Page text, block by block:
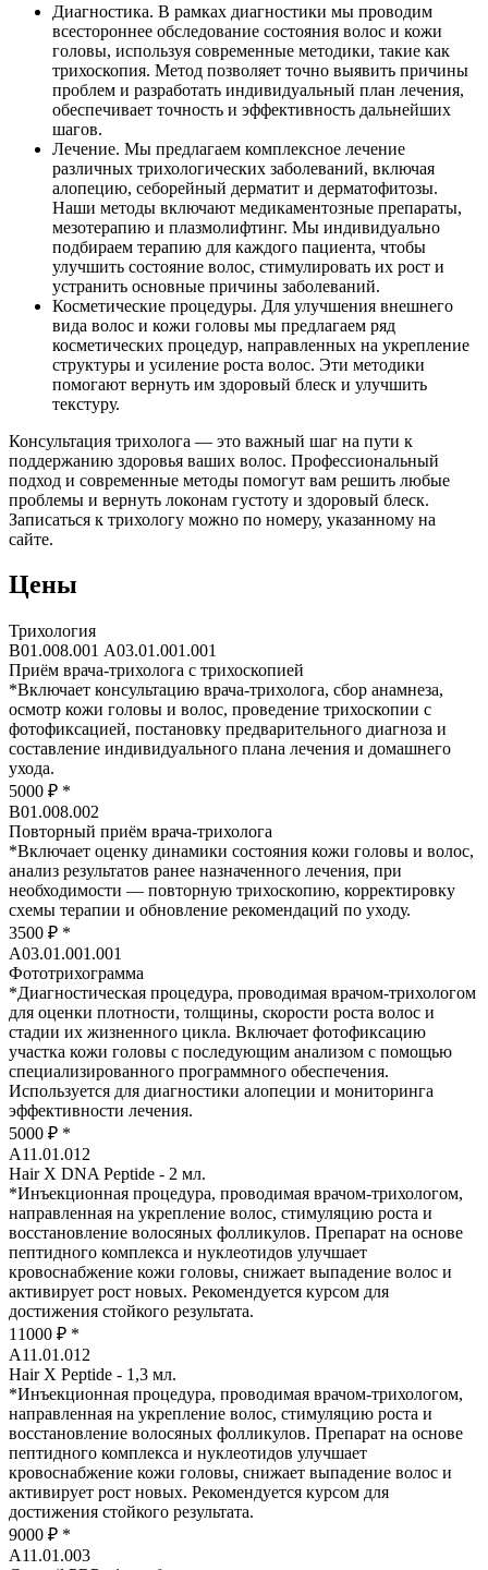
Диагностика. В рамках диагностики мы проводим
всестороннее обследование состояния волос и кожи
головы, используя современные методики, такие как
трихоскопия. Метод позволяет точно выявить причины
проблем и разработать индивидуальный план лечения,
обеспечивает точность и эффективность дальнейших
шагов.
Лечение. Мы предлагаем комплексное лечение
различных трихологических заболеваний, включая
алопецию, себорейный дерматит и дерматофитозы.
Наши методы включают медикаментозные препараты,
мезотерапию и плазмолифтинг. Мы индивидуально
подбираем терапию для каждого пациента, чтобы
улучшить состояние волос, стимулировать их рост и
устранить основные причины заболеваний.
Косметические процедуры. Для улучшения внешнего
вида волос и кожи головы мы предлагаем ряд
косметических процедур, направленных на укрепление
структуры и усиление роста волос. Эти методики
помогают вернуть им здоровый блеск и улучшить
текстуру.
Консультация трихолога — это важный шаг на пути к
поддержанию здоровья ваших волос. Профессиональный
подход и современные методы помогут вам решить любые
проблемы и вернуть локонам густоту и здоровый блеск.
Записаться к трихологу можно по номеру, указанному на
сайте.
Цены
Трихология
В01.008.001 А03.01.001.001
Приём врача-трихолога с трихоскопией
*Включает консультацию врача-трихолога, сбор анамнеза,
осмотр кожи головы и волос, проведение трихоскопии с
фотофиксацией, постановку предварительного диагноза и
составление индивидуального плана лечения и домашнего
ухода.
5000 ₽ *
В01.008.002
Повторный приём врача-трихолога
*Включает оценку динамики состояния кожи головы и волос,
анализ результатов ранее назначенного лечения, при
необходимости — повторную трихоскопию, корректировку
схемы терапии и обновление рекомендаций по уходу.
3500 ₽ *
А03.01.001.001
Фототрихограмма
*Диагностическая процедура, проводимая врачом-трихологом
для оценки плотности, толщины, скорости роста волос и
стадии их жизненного цикла. Включает фотофиксацию
участка кожи головы с последующим анализом с помощью
специализированного программного обеспечения.
Используется для диагностики алопеции и мониторинга
эффективности лечения.
5000 ₽ *
А11.01.012
Hair X DNA Peptide - 2 мл.
*Инъекционная процедура, проводимая врачом-трихологом,
направленная на укрепление волос, стимуляцию роста и
восстановление волосяных фолликулов. Препарат на основе
пептидного комплекса и нуклеотидов улучшает
кровоснабжение кожи головы, снижает выпадение волос и
активирует рост новых. Рекомендуется курсом для
достижения стойкого результата.
11000 ₽ *
А11.01.012
Hair X Peptide - 1,3 мл.
*Инъекционная процедура, проводимая врачом-трихологом,
направленная на укрепление волос, стимуляцию роста и
восстановление волосяных фолликулов. Препарат на основе
пептидного комплекса и нуклеотидов улучшает
кровоснабжение кожи головы, снижает выпадение волос и
активирует рост новых. Рекомендуется курсом для
достижения стойкого результата.
9000 ₽ *
А11.01.003